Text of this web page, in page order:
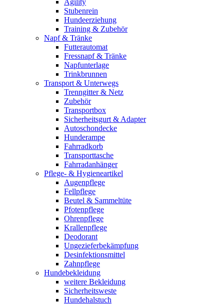
Agility
Stubenrein
Hundeerziehung
Training & Zubehör
Napf & Tränke
Futterautomat
Fressnapf & Tränke
Napfunterlage
Trinkbrunnen
Transport & Unterwegs
Trenngitter & Netz
Zubehör
Transportbox
Sicherheitsgurt & Adapter
Autoschondecke
Hunderampe
Fahrradkorb
Transporttasche
Fahrradanhänger
Pflege- & Hygieneartikel
Augenpflege
Fellpflege
Beutel & Sammeltüte
Pfotenpflege
Ohrenpflege
Krallenpflege
Deodorant
Ungezieferbekämpfung
Desinfektionsmittel
Zahnpflege
Hundebekleidung
weitere Bekleidung
Sicherheitsweste
Hundehalstuch